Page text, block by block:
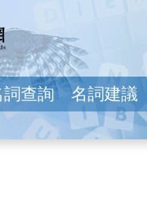
樂詞網
詞查詢 名詞建議